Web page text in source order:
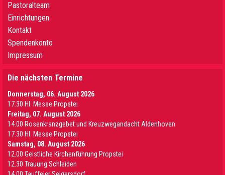
Pastoralteam
Einrichtungen
Kontakt
Spendenkonto
Impressum
Die nächsten Termine
Donnerstag, 06. August 2026
17.30 Hl. Messe Propstei
Freitag, 07. August 2026
14.00 Rosenkranzgebet und Kreuzwegandacht Aldenhoven
17.30 Hl. Messe Propstei
Samstag, 08. August 2026
12.00 Geistliche Kirchenführung Propstei
12.30 Trauung Schleiden